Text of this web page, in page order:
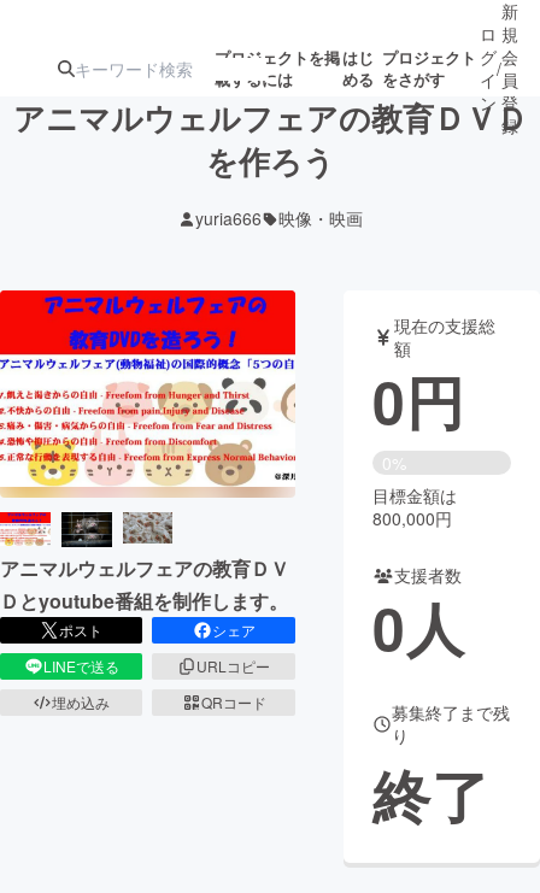
プロジェクトを掲
載するには
はじ
める
プロジェクト
をさがす
注目の新着プロ
ジェクト
募集終了が近いプ
ロジェクト
アート・写真 音楽
テクノロジー・ガジェット ゲーム・サ
映像・映画 書籍・雑誌
ビジネス・起業 チャレンジ
まちづくり・地域活性化
CAMPFIRE for Social Good
CAMPFIRE Creation
CAMPFIREふるさと納税
ロ
グ
イ
ン
/
新
規
会
員
登
録
アニマルウェルフェアの教育ＤＶＤ
を作ろう
yuria666 映像・映画
アニマルウェルフェアの教育ＤＶ
Ｄとyoutube番組を制作します。
ポスト
シェア
LINEで送る
URLコピー
埋め込み
QRコード
現在の支援総
額
0円
0%
目標金額は
800,000円
支援者数
0人
募集終了まで残
り
終了